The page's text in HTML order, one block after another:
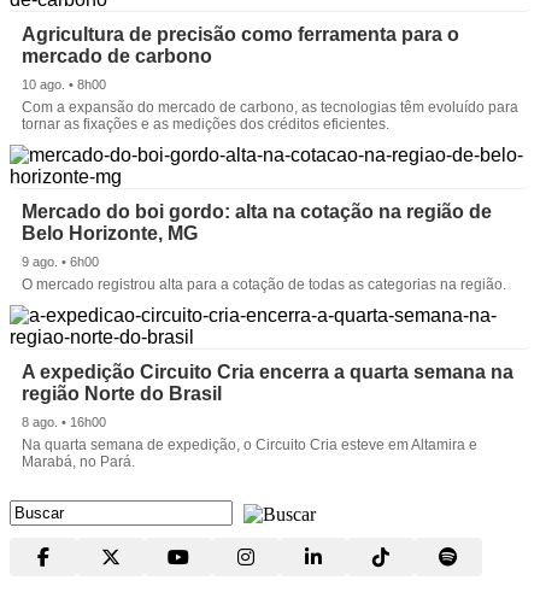
Agricultura de precisão como ferramenta para o
mercado de carbono
10 ago. • 8h00
Com a expansão do mercado de carbono, as tecnologias têm evoluído para
tornar as fixações e as medições dos créditos eficientes.
Mercado do boi gordo: alta na cotação na região de
Belo Horizonte, MG
9 ago. • 6h00
O mercado registrou alta para a cotação de todas as categorias na região.
A expedição Circuito Cria encerra a quarta semana na
região Norte do Brasil
8 ago. • 16h00
Na quarta semana de expedição, o Circuito Cria esteve em Altamira e
Marabá, no Pará.